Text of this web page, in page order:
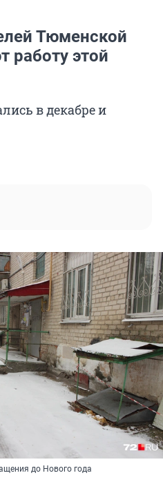
Тюменской
работу этой
в декабре и
до Нового года